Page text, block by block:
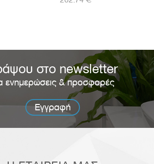
στο newsletter
ενημερώσεις & προσφορές
Εγγραφή